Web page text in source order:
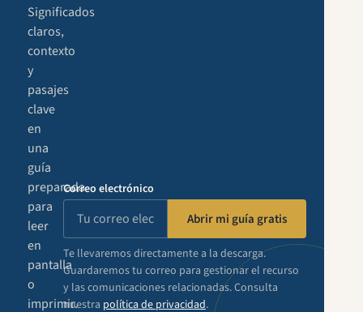
Significados
claros,
contexto
y
pasajes
clave
en
una
guía
preparada
para
leer
en
pantalla
o
imprimir.
Correo electrónico
Abrir mi guía gratis
Te llevaremos directamente a la descarga.
Guardaremos tu correo para gestionar el recurso
y las comunicaciones relacionadas. Consulta
nuestra política de privacidad.